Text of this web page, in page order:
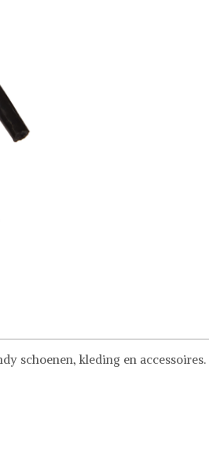
schoenen, kleding en accessoires.